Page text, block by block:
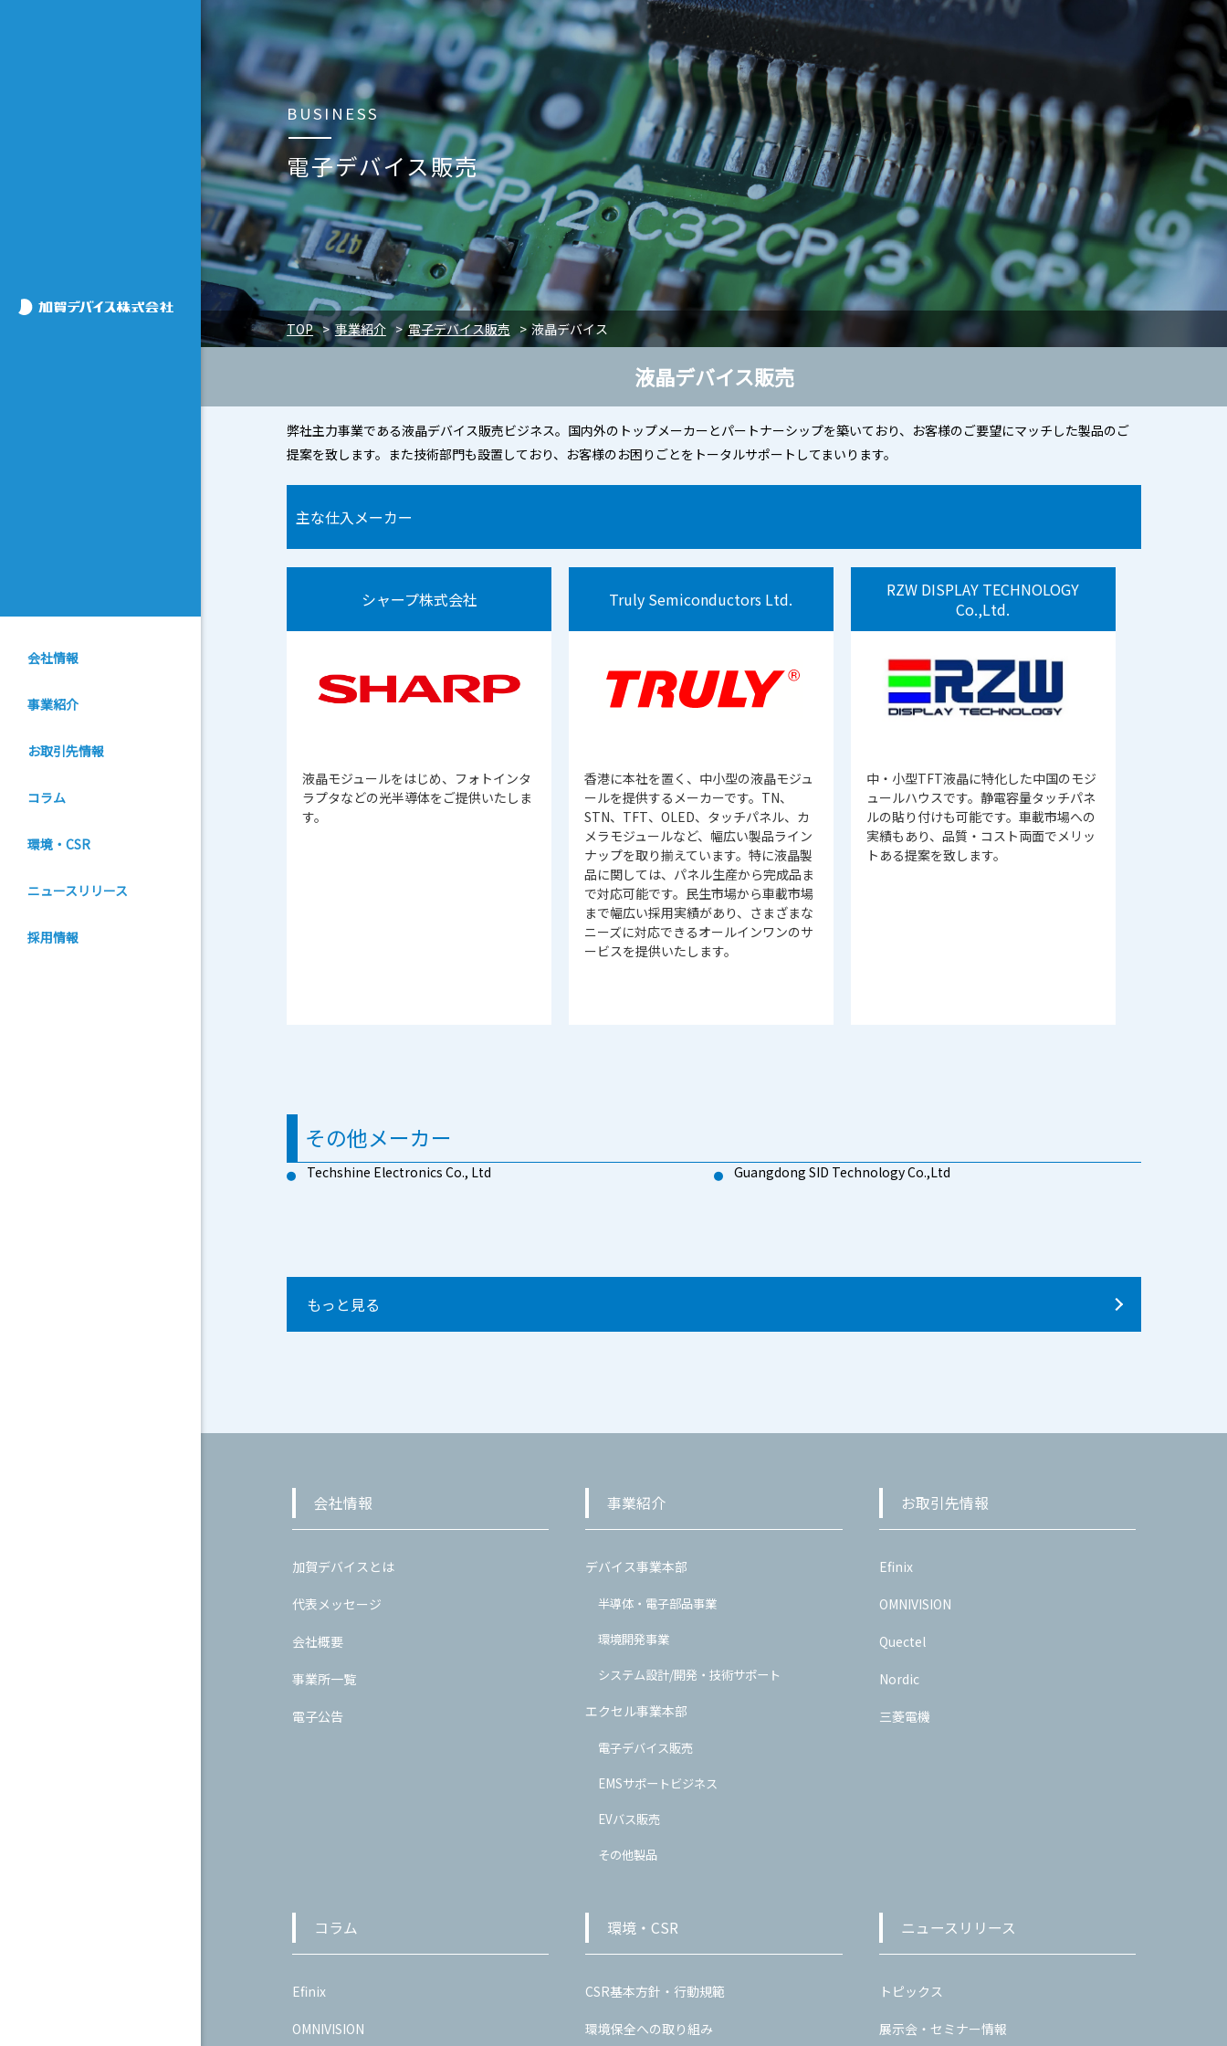
加賀デバイス株式会社
会社情報
事業紹介
お取引先情報
コラム
環境・CSR
ニュースリリース
採用情報
電子デバイス販売
BUSINESS
TOP 事業紹介 電子デバイス販売 液晶デバイス
液晶デバイス販売
弊社主力事業である液晶デバイス販売ビジネス。国内外のトップメーカーとパートナーシップを築いており、お客様のご要望にマッチした製品のご
提案を致します。また技術部門も設置しており、お客様のお困りごとをトータルサポートしてまいります。
主な仕入メーカー
シャープ株式会社
液晶モジュールをはじめ、フォトインタ
ラプタなどの光半導体をご提供いたしま
す。
Truly Semiconductors Ltd.
香港に本社を置く、中小型の液晶モジュ
ールを提供するメーカーです。TN、
STN、TFT、OLED、タッチパネル、カ
メラモジュールなど、幅広い製品ライン
ナップを取り揃えています。特に液晶製
品に関しては、パネル生産から完成品ま
で対応可能です。民生市場から車載市場
まで幅広い採用実績があり、さまざまな
ニーズに対応できるオールインワンのサ
ービスを提供いたします。
RZW DISPLAY TECHNOLOGY
Co.,Ltd.
中・小型TFT液晶に特化した中国のモジ
ュールハウスです。静電容量タッチパネ
ルの貼り付けも可能です。車載市場への
実績もあり、品質・コスト両面でメリッ
トある提案を致します。
その他メーカー
Techshine Electronics Co., Ltd Guangdong SID Technology Co.,Ltd
もっと見る
会社情報
加賀デバイスとは
代表メッセージ
会社概要
事業所一覧
電子公告
事業紹介
デバイス事業本部
半導体・電子部品事業
環境開発事業
システム設計/開発・技術サポート
エクセル事業本部
電子デバイス販売
EMSサポートビジネス
EVバス販売
その他製品
お取引先情報
Efinix
OMNIVISION
Quectel
Nordic
三菱電機
コラム
Efinix
OMNIVISION
環境・CSR
CSR基本方針・行動規範
環境保全への取り組み
ニュースリリース
トピックス
展示会・セミナー情報